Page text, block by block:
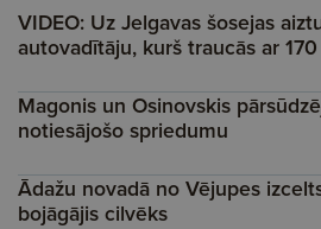
VIDEO: Uz Jelgavas šosejas
autovadītāju, kurš traucās ar
Magonis un Osinovskis
notiesājošo spriedumu
Ādažu novadā no Vējupes
bojāgājis cilvēks